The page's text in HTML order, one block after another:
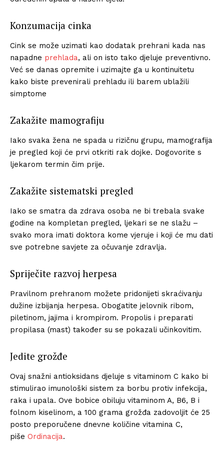
Konzumacija cinka
Cink se može uzimati kao dodatak prehrani kada nas
napadne prehlada, ali on isto tako djeluje preventivno.
Već se danas opremite i uzimajte ga u kontinuitetu
kako biste preveni​r​ali prehladu ili barem ublažili
simptome
Zakažite mamografiju
Iako svaka žena ne spada u rizičnu grupu, mamografija
je pregled koji će prvi otkriti rak dojke. Dogovorite s
ljekarom termin čim prije.
Zakažite sistematski pregled
Iako se smatra da zdrava osoba ne bi trebala svake
godine na kompletan pregled, ljekari se ne slažu –
svako mora imati doktora kome vjeruje i koji će mu dati
sve potrebne savjete za očuvanje zdravlja.
Spriječite razvoj herpesa
Pravilnom prehranom možete pridonijeti skraćivanju
dužine izbijanja herpesa. Obogatite jelovnik ribom,
piletinom, jajima i krompirom. Propolis i preparati
propilasa (mast) također su se pokazali učinkovitim.
Jedite grožđe
Ovaj snažni antioksidans djeluje s vitaminom C kako bi
stimulirao imunološki sistem za borbu protiv infekcija,
raka i upala. Ove bobice obiluju vitaminom A, B6, B i
folnom kiselinom, a 100 grama grožđa zadovoljit će 25
posto preporučene dnevne količine vitamina C,
piše Ordinacija.